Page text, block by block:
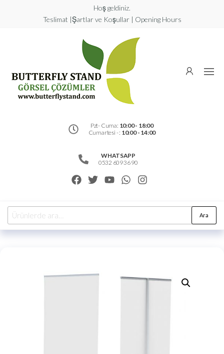
Hoş geldiniz.
Teslimat |Şartlar ve Koşullar | Opening Hours
Görsel
Pzt- Cuma: 10:00 - 18:00
Cumartesi - : 10:00 - 14:00
WHATSAPP
0532 609 36 90
Ara